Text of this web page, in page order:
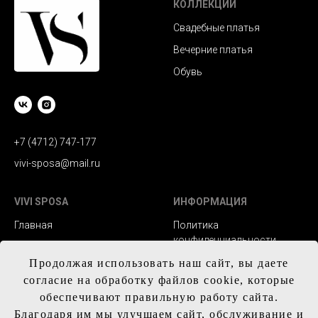
Продолжая использовать наш сайт, вы даете
согласие на обработку файлов cookie, которые
обеспечивают правильную работу сайта.
Благодаря им мы улучшаем сайт, обслуживание и
+7 (4712) 747-177
vivi-sposa@mail.ru
КОЛЛЕКЦИИ
Свадебные платья
Вечерние платья
Обувь
VIVI SPOSA
Главная
Контакты
ИНФОРМАЦИЯ
Политика
конфиденциальности
Заказ и сроки
изготовления
Доставка